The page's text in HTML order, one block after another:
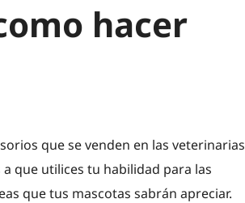
hacer
que se venden en las veterinarias
que utilices tu habilidad para las
que tus mascotas sabrán apreciar.